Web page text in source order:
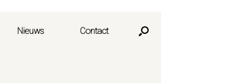
Nieuws Contact